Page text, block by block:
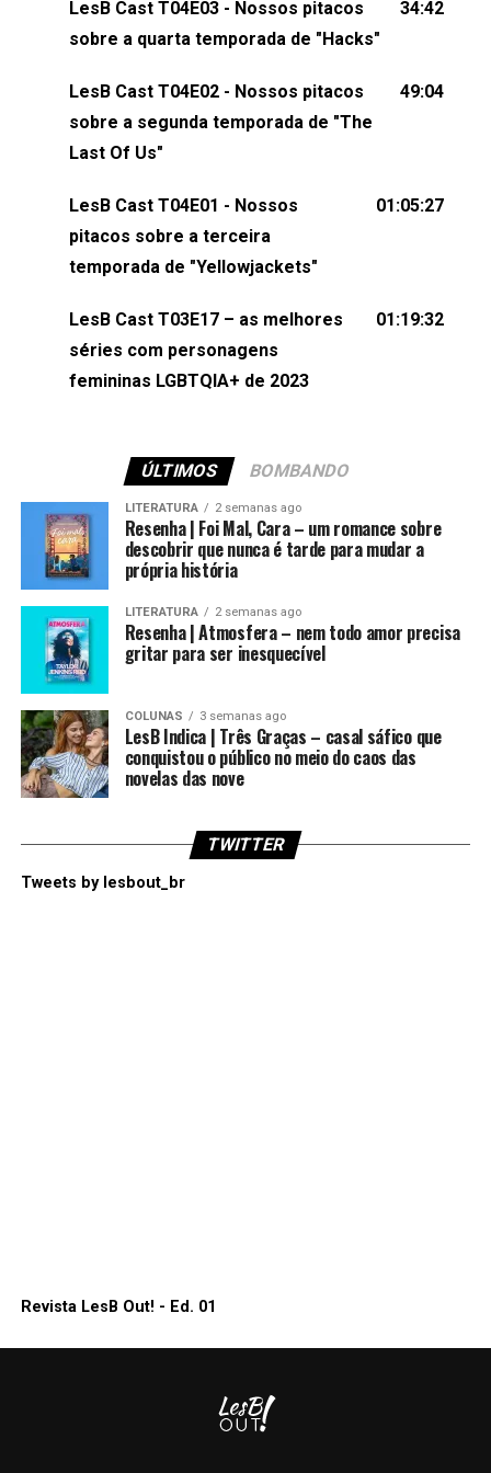
comentários, perguntas ou qualquer outra coisa,
nos envie uma mensagem pelas redes sociais ou
esqueça de visitar nosso site e também redes
sociais:Twitter: ⁠⁠⁠⁠@lesbout_br⁠⁠⁠⁠ Instagram: ⁠⁠⁠⁠@lesbout_br⁠⁠⁠⁠
(⁠⁠⁠⁠⁠⁠@KarolenPassos⁠⁠⁠⁠⁠⁠)Participação de Bruna Fentanes
(⁠⁠⁠⁠@brunarfentanes⁠⁠⁠⁠) e Pollyelly FlorêncioEdição de
Naiady Machado
LesB Cast T04E03 - Nossos pitacos
sobre a quarta temporada de "Hacks"
34:42
LesB Cast T04E02 - Nossos pitacos
sobre a segunda temporada de "The
Last Of Us"
49:04
LesB Cast T04E01 - Nossos
pitacos sobre a terceira
temporada de "Yellowjackets"
01:05:27
LesB Cast T03E17 – as melhores
séries com personagens
femininas LGBTQIA+ de 2023
01:19:32
ÚLTIMOS BOMBANDO
LITERATURA 2 semanas ago
Resenha | Foi Mal, Cara – um romance sobre
descobrir que nunca é tarde para mudar a
própria história
LITERATURA 2 semanas ago
Resenha | Atmosfera – nem todo amor precisa
gritar para ser inesquecível
COLUNAS 3 semanas ago
LesB Indica | Três Graças – casal sáfico que
conquistou o público no meio do caos das
novelas das nove
TWITTER
Tweets by lesbout_br
Revista LesB Out! - Ed. 01